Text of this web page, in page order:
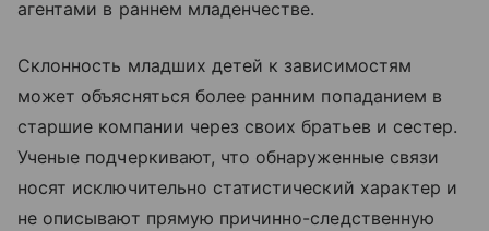
агентами в раннем младенчестве.
Склонность младших детей к зависимостям
может объясняться более ранним попаданием в
старшие компании через своих братьев и сестер.
Ученые подчеркивают, что обнаруженные связи
носят исключительно статистический характер и
не описывают прямую причинно-следственную